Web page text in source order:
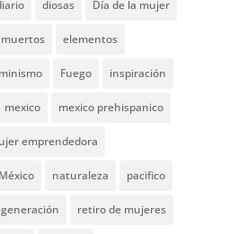
diosas Día de la mujer
elementos
Fuego inspiración
mexico mexico prehispanico
emprendedora
México naturaleza pacifico
retiro de mujeres